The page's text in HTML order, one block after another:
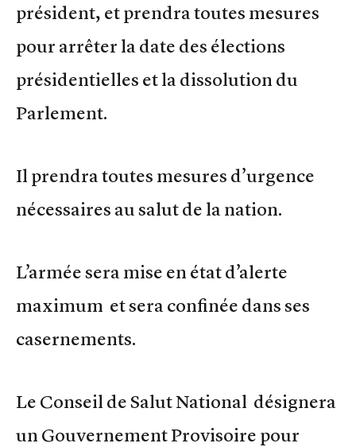
président, et prendra toutes mesures
pour arrêter la date des élections
présidentielles et la dissolution du
Parlement.
Il prendra toutes mesures d’urgence
nécessaires au salut de la nation.
L’armée sera mise en état d’alerte
maximum et sera confinée dans ses
casernements.
Le Conseil de Salut National désignera
un Gouvernement Provisoire pour